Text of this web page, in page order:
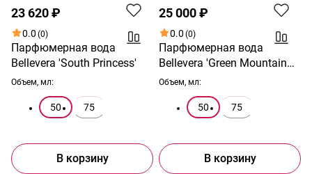
23 620 ₽
0.0 (0)
Парфюмерная вода
Bellevera 'South Princess'
Объем, мл:
50 75
В корзину
25 000 ₽
0.0 (0)
Парфюмерная вода
Bellevera 'Green Mountain
Wood'
Объем, мл:
50 75
В корзину